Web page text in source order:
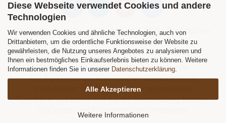
Diese Webseite verwendet Cookies und andere
Technologien
Wir verwenden Cookies und ähnliche Technologien, auch von
Drittanbietern, um die ordentliche Funktionsweise der Website zu
gewährleisten, die Nutzung unseres Angebotes zu analysieren und
Ihnen ein bestmögliches Einkaufserlebnis bieten zu können. Weitere
Informationen finden Sie in unserer Datenschutzerklärung.
Alle Akzeptieren
Weitere Informationen
Onlineshop erstellenmit Gambio.de © 2026 | Template von
JungCreative.
Alle Preise inkl. MwSt. & zzgl. Versandkosten
Alle Markennamen, Warenzeichen sowie sämtliche
Produktbilder sind Eigentum Ihrer rechtmäßigen
Eigentümer und dienen hier nur der Beschreibung. Irrtümer,